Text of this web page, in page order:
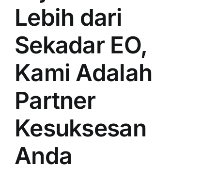
Lebih dari
Sekadar EO,
Kami Adalah
Partner
Kesuksesan
Anda